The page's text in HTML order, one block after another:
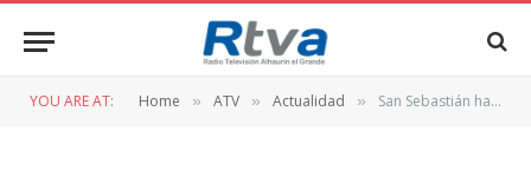
YOU ARE AT: Home » ATV » Actualidad » San Sebastián ha procesionado por las calles de Alhaurín en su onomástica